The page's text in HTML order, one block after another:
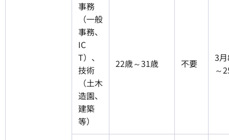
事務
（一般
事務、
IC
T）、
技術
（土木
造園、
建築
等）
22歳～31歳 不要
3
～